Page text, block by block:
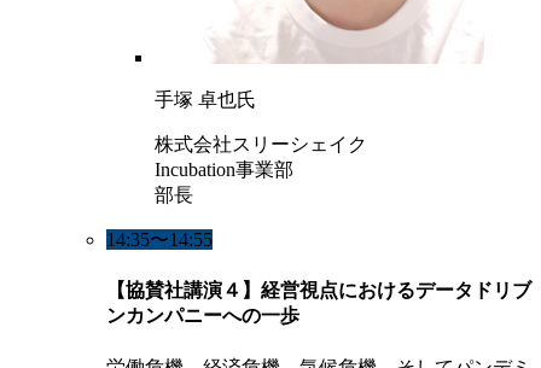
手塚 卓也氏
株式会社スリーシェイク
Incubation事業部
部長
14:35〜14:55
【協賛社講演４】経営視点におけるデータドリブ
ンカンパニーへの一歩